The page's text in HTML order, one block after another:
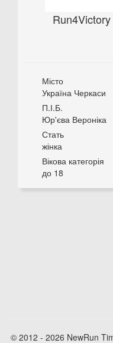
Місто
Україна Черкаси
П.І.Б.
Юр'єва Вероніка
Стать
жінка
Вікова категорія
до 18
© 2012 - 2026 NewRun